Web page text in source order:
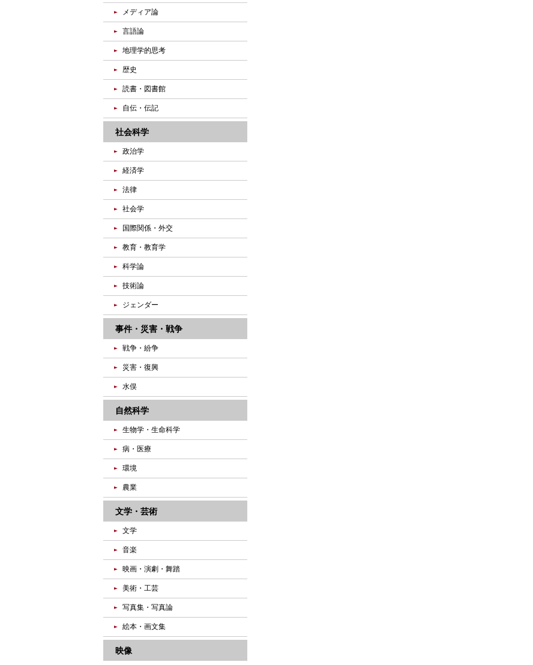
メディア論
言語論
地理学的思考
歴史
読書・図書館
自伝・伝記
社会科学
政治学
経済学
法律
社会学
国際関係・外交
教育・教育学
科学論
技術論
ジェンダー
事件・災害・戦争
戦争・紛争
災害・復興
水俣
自然科学
生物学・生命科学
病・医療
環境
農業
文学・芸術
文学
音楽
映画・演劇・舞踏
美術・工芸
写真集・写真論
絵本・画文集
映像